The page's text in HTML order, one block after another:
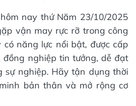
nay thứ Năm 23/10/2025
vận may rực rỡ trong công
có năng lực nổi bật, được cấp
nghiệp tin tưởng, dễ đạt
sự nghiệp. Hãy tận dụng thời
bản thân và mở rộng cơ